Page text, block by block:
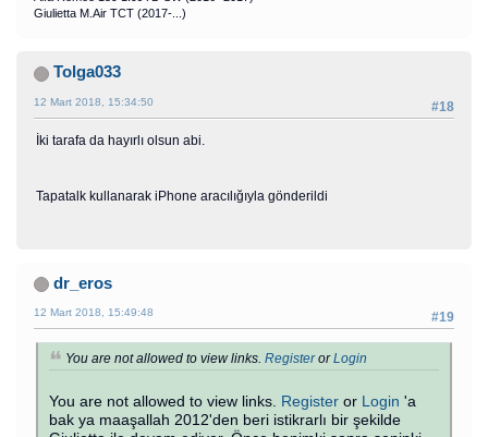
Giulietta M.Air TCT (2017-...)
Tolga033
#18
12 Mart 2018, 15:34:50
İki tarafa da hayırlı olsun abi.
Tapatalk kullanarak iPhone aracılığıyla gönderildi
dr_eros
#19
12 Mart 2018, 15:49:48
You are not allowed to view links. RegisterorLogin
You are not allowed to view links. Register or Login 'a
bak ya maaşallah 2012'den beri istikrarlı bir şekilde